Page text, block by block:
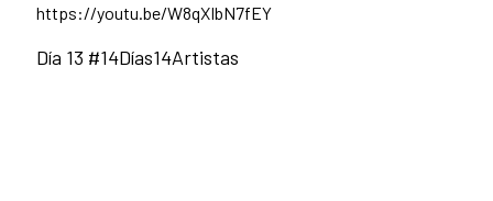
https://youtu.be/W8qXIbN7fEY
Día 13 #14Días14Artistas